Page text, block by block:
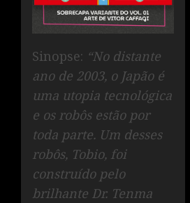
Sinopse: “No distante
ano de 2003, o Japão é
uma utopia tecnológica
e os robôs estão por
toda parte. Um desses
robôs, Tobio, foi
construído pelo
brilhante Dr. Tenma